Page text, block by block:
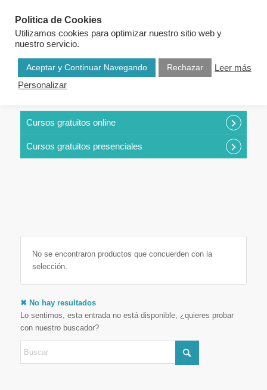
Cursos gratuitos online
Cursos gratuitos presenciales
No se encontraron productos que concuerden con la
selección.
✖ No hay resultados
Lo sentimos, esta entrada no está disponible, ¿quieres probar
con nuestro buscador?
Politica de Cookies
Utilizamos cookies para optimizar nuestro sitio web y
nuestro servicio.
Aceptar y Continuar Navegando Rechazar
Leer más
Personalizar